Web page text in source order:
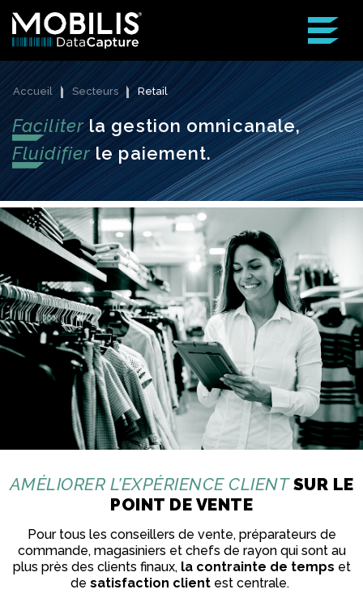
Accueil Secteurs Retail
Faciliterla gestion omnicanale,
Fluidifierle paiement.
AMÉLIORER L’EXPÉRIENCE CLIENTSUR LE
POINT DE VENTE
Pour tous les conseillers de vente, préparateurs de
commande, magasiniers et chefs de rayon qui sont au
plus près des clients finaux, la contrainte de temps et
de satisfaction client est centrale.